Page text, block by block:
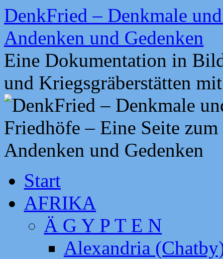
Zum
Inhalt
springen
DenkFried – Denkmale
Andenken und Gedenken
Eine Dokumentation in
und Kriegsgräberstätten
Start
AFRIKA
Ä G Y P T E N
Alexandria